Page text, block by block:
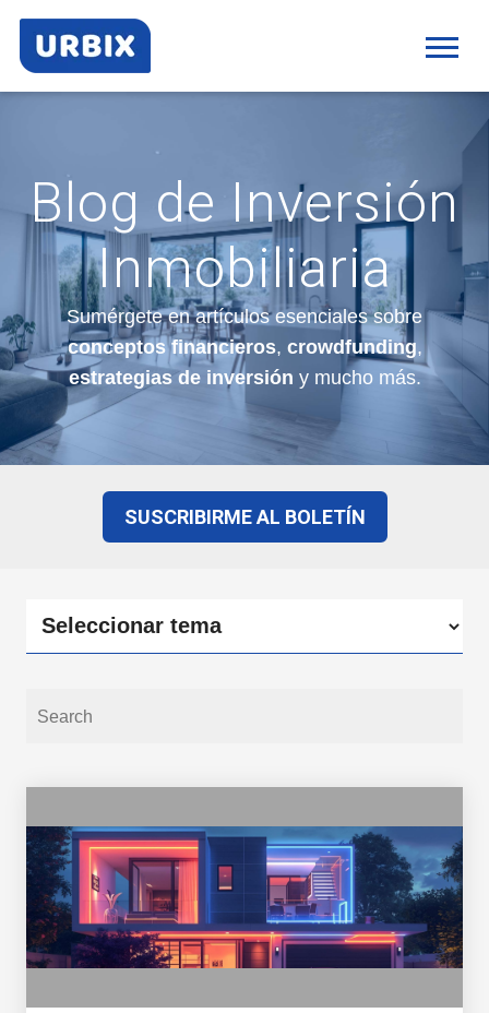
Blog de Inversión
Inmobiliaria
Sumérgete en artículos esenciales sobre
conceptos financieros, crowdfunding,
estrategias de inversión y mucho más.
SUSCRIBIRME AL BOLETÍN